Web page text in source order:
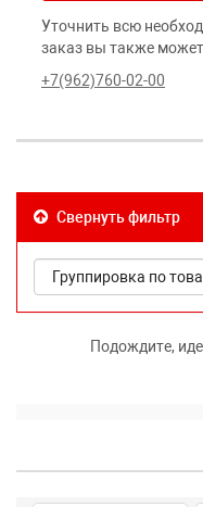
Уточнить всю
заказ вы также
+7(962)760-02-00
Свернуть фильтр
Подождите,